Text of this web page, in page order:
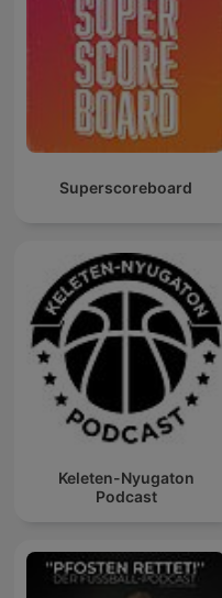
Superscoreboard
Keleten-Nyugaton
Podcast